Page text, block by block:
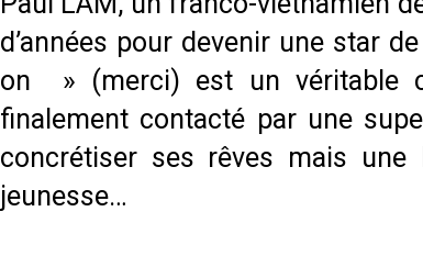
d’années pour devenir une star
on » (merci) est un véritable
finalement contacté par une
concrétiser ses rêves mais une
jeunesse…